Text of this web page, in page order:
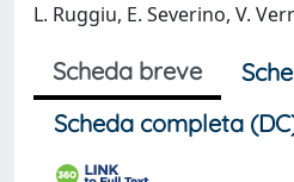
L. Ruggiu, E. Severino, V.
Scheda breve
Scheda completa